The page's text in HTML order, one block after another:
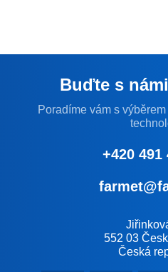
Buďte s
Poradíme vám s
+420 491
552 03
Česká